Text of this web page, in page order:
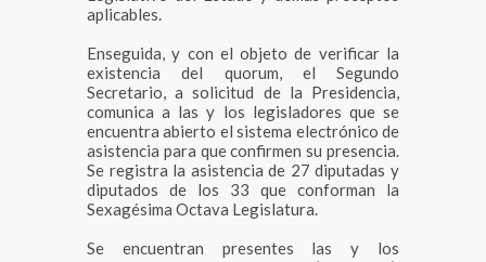
aplicables.
Enseguida, y con el objeto de verificar la
existencia del quorum, el Segundo
Secretario, a solicitud de la Presidencia,
comunica a las y los legisladores que se
encuentra abierto el sistema electrónico de
asistencia para que confirmen su presencia.
Se registra la asistencia de 27 diputadas y
diputados de los 33 que conforman la
Sexagésima Octava Legislatura.
Se encuentran presentes las y los